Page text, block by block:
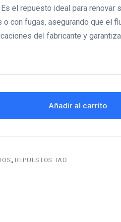
el repuesto ideal para renovar
con fugas, asegurando que el
del fabricante y
Añadir al carrito
, REPUESTOS TAO